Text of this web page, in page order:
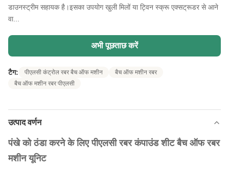
डाउनस्ट्रीम सहायक है।इसका उपयोग खुली मिलों या ट्विन स्क्रू एक्सट्रूडर से आने
वा...
अभी पूछताछ करें
टैग: पीएलसी कंट्रोल रबर बैच ऑफ मशीन
बैच ऑफ मशीन रबर
बैच ऑफ मशीन रबर पीएलसी
उत्पाद वर्णन
पंखे को ठंडा करने के लिए पीएलसी रबर कंपाउंड शीट बैच ऑफ रबर
मशीन यूनिट